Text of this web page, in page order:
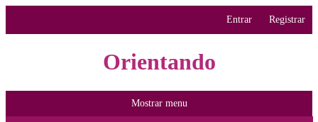
Entrar Registrar
Orientando
Mostrar menu